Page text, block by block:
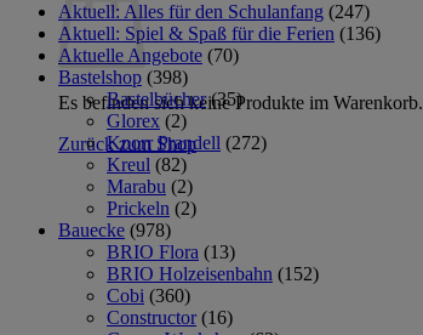
Es befinden sich keine Produkte im Warenkorb.
Zurück zum Shop
Aktuell: Alles für den Schulanfang (247)
Aktuell: Spiel & Spaß für die Ferien (136)
Aktuelle Angebote (70)
Bastelshop (398)
Bastelbücher (35)
Glorex (2)
Knorr Prandell (272)
Kreul (82)
Marabu (2)
Prickeln (2)
Bauecke (978)
BRIO Flora (13)
BRIO Holzeisenbahn (152)
Cobi (360)
Constructor (16)